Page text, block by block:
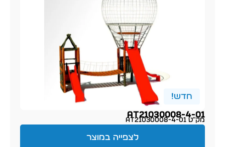
חדש!
AT21030008-4-01
מק״ט AT21030008-4-01
לצפייה במוצר